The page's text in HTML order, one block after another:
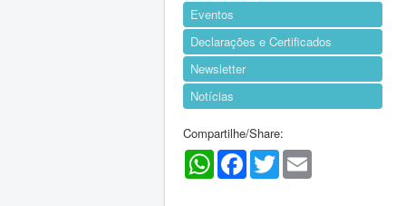
Eventos
Declarações e Certificados
Newsletter
Notícias
Compartilhe/Share:
WhatsAppFacebookTwitter